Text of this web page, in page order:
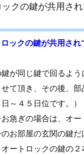
クの鍵が共用さ
クの鍵が共用さ
が同じ鍵で回るよ
て頂き、その後、 部
～４５日位です。）
急ぎの場合は、オ
お部屋の玄関の鍵だ
ートロックの鍵の